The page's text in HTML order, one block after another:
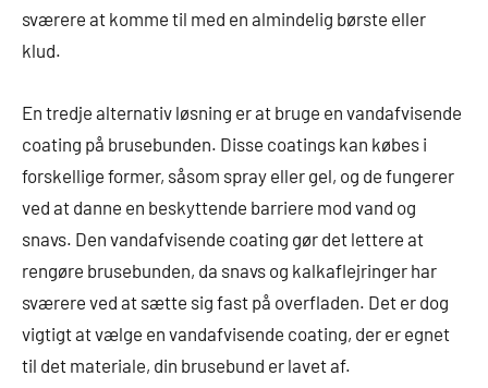
sværere at komme til med en almindelig børste eller
klud.
En tredje alternativ løsning er at bruge en vandafvisende
coating på brusebunden. Disse coatings kan købes i
forskellige former, såsom spray eller gel, og de fungerer
ved at danne en beskyttende barriere mod vand og
snavs. Den vandafvisende coating gør det lettere at
rengøre brusebunden, da snavs og kalkaflejringer har
sværere ved at sætte sig fast på overfladen. Det er dog
vigtigt at vælge en vandafvisende coating, der er egnet
til det materiale, din brusebund er lavet af.